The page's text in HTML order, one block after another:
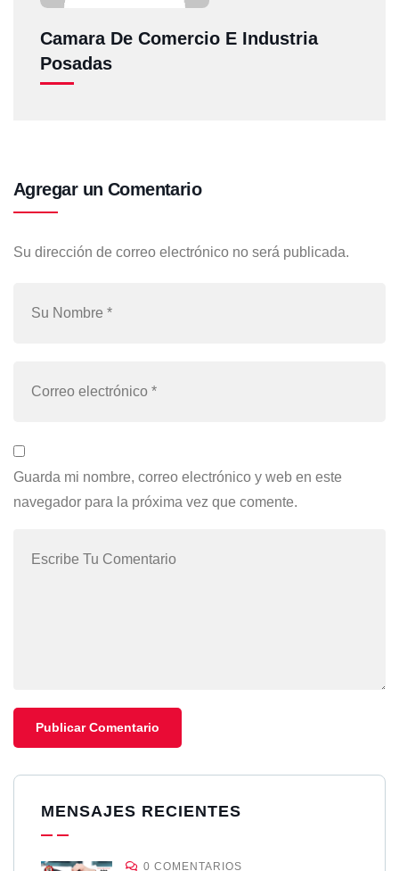
Camara De Comercio E Industria
Posadas
Agregar un Comentario
Su dirección de correo electrónico no será publicada.
Guarda mi nombre, correo electrónico y web en este
navegador para la próxima vez que comente.
MENSAJES RECIENTES
0 COMENTARIOS